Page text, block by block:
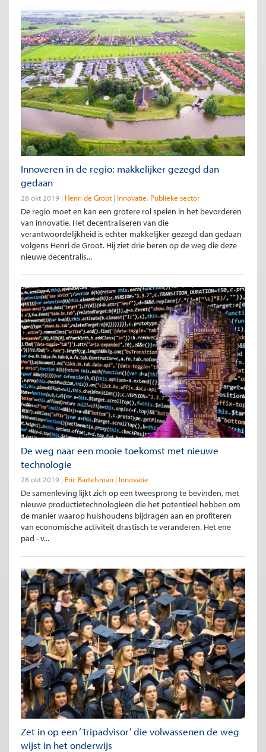
Innoveren in de regio: makkelijker gezegd dan
gedaan
28 okt 2019 Henri de Groot Innovatie Publieke sector
De regio moet en kan een grotere rol spelen in het bevorderen
van innovatie. Het decentraliseren van die
verantwoordelijkheid is echter makkelijker gezegd dan gedaan
volgens Henri de Groot. Hij ziet drie beren op de weg die deze
nieuwe decentralis...
De weg naar een mooie toekomst met nieuwe
technologie
28 okt 2019 Eric Bartelsman Innovatie
De samenleving lijkt zich op een tweesprong te bevinden, met
nieuwe productietechnologieën die het potentieel hebben om
de manier waarop huishoudens bijdragen aan en profiteren
van economische activiteit drastisch te veranderen. Het ene
pad - v...
Zet in op een ‘Tripadvisor’ die volwassenen de weg
wijst in het onderwijs